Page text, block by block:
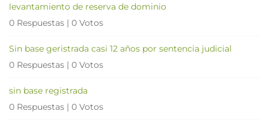
levantamiento de reserva de dominio
0 Respuestas | 0 Votos
Sin base geristrada casi 12 años por sentencia judicial
0 Respuestas | 0 Votos
sin base registrada
0 Respuestas | 0 Votos